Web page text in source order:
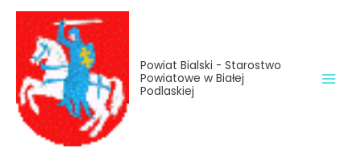
treści
Przejdź
treści
Powiat Bialski - Starostwo
Powiatowe w Białej
Podlaskiej